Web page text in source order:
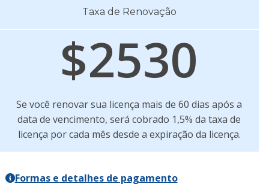
Taxa de Renovação
$2530
Se você renovar sua licença mais de 60 dias após a
data de vencimento, será cobrado 1,5% da taxa de
licença por cada mês desde a expiração da licença.
Formas e detalhes de pagamento